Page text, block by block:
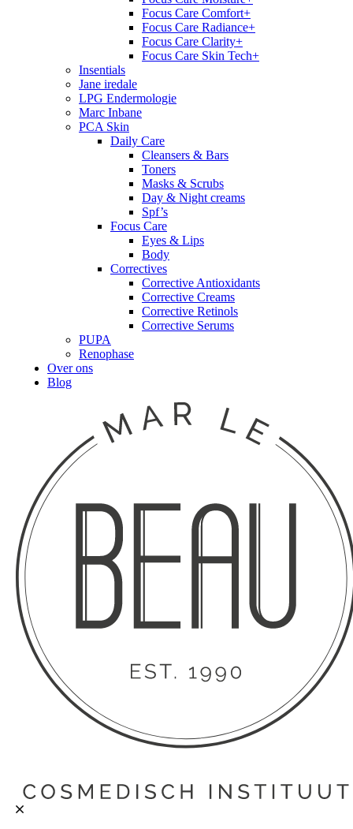
Focus Care Comfort+
Focus Care Radiance+
Focus Care Clarity+
Focus Care Skin Tech+
Insentials
Jane iredale
LPG Endermologie
Marc Inbane
PCA Skin
Daily Care
Cleansers & Bars
Toners
Masks & Scrubs
Day & Night creams
Spf’s
Focus Care
Eyes & Lips
Body
Correctives
Corrective Antioxidants
Corrective Creams
Corrective Retinols
Corrective Serums
PUPA
Renophase
Over ons
Blog